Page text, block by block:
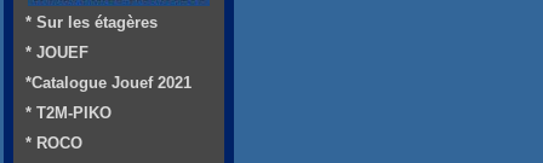
* Sur les étagères
* JOUEF
*Catalogue Jouef 2021
* T2M-PIKO
* ROCO